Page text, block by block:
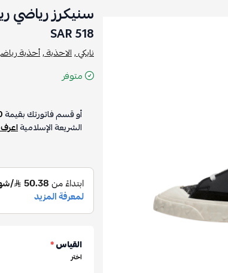
سنيكرز رياضي
518 SAR
نايكي ,الاحذية ,أحذية
متوفر
أو قسم فاتورتك بقيمة
الشريعة الإسلاميةاعرف
القياس*
اختر